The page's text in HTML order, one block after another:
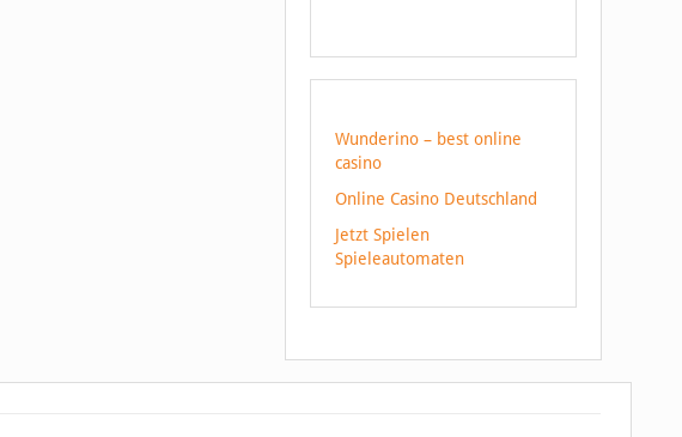
Wunderino – best online
casino
Online Casino Deutschland
Jetzt Spielen
Spieleautomaten